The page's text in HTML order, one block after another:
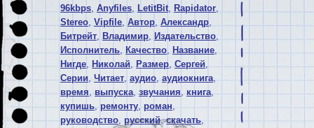
96kbps, Anyfiles, LetitBit, Rapidator,
Stereo, Vipfile, Автор, Александр,
Битрейт, Владимир, Издательство,
Исполнитель, Качество, Название,
Нигде, Николай, Размер, Сергей,
Серии,Читает, аудио,аудиокнига,
время, выпуска, звучания, книга,
купишь, ремонту, роман,
руководство, русский,скачать,